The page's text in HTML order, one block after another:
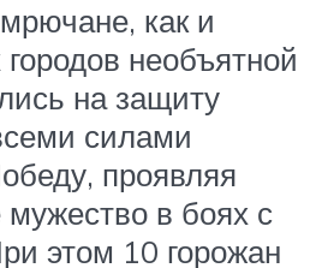
как и
необъятной
на защиту
силами
проявляя
в боях с
этом 10 горожан